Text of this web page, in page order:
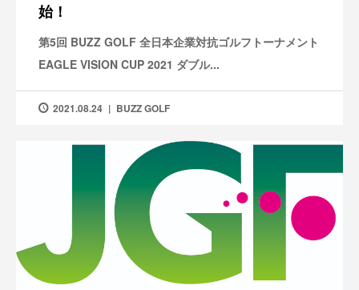
始！
第5回 BUZZ GOLF 全日本企業対抗ゴルフトーナメント
EAGLE VISION CUP 2021 ダブル...
2021.08.24 BUZZ GOLF